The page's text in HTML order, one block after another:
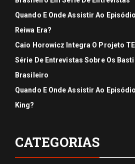
Quando E Onde Assistir Ao
Reiwa Era?
Caio Horowicz Integra O Projeto
Série De Entrevistas Sobre Os
Brasileiro
Quando E Onde Assistir Ao
King?
CATEGORIAS